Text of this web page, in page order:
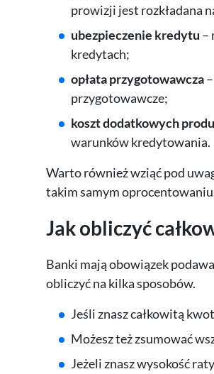
prowizji jest rozkładana
ubezpieczenie kredytu –
kredytach;
opłata przygotowawcza–
przygotowawcze;
koszt dodatkowych
warunków kredytowania.
Warto również wziąć pod
takim samym
Jak obliczyć
Banki mają obowiązek
obliczyć na kilka sposobów.
Jeśli znasz całkowitą
Możesz też zsumować
Jeżeli znasz wysokość